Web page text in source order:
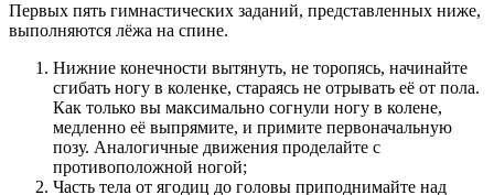
Первых пять гимнастических заданий, представленных ниже,
выполняются лёжа на спине.
Нижние конечности вытянуть, не торопясь, начинайте
сгибать ногу в коленке, стараясь не отрывать её от пола.
Как только вы максимально согнули ногу в колене,
медленно её выпрямите, и примите первоначальную
позу. Аналогичные движения проделайте с
противоположной ногой;
Часть тела от ягодиц до головы приподнимайте над